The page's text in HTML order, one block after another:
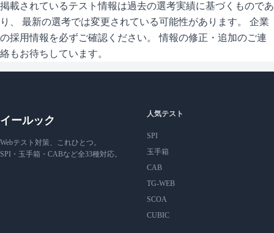
掲載されているテスト情報は過去の選考実績に基づくものであ
り、 最新の選考では変更されている可能性があります。 企業
の採用情報を必ずご確認ください。 情報の修正・追加のご連
絡もお待ちしています。
イールック
Webテスト対策、これひとつ。
SPI・玉手箱・CABなど全33種対応。
人気テスト
SPI
玉手箱
CAB
TG-WEB
SCOA
CUBIC